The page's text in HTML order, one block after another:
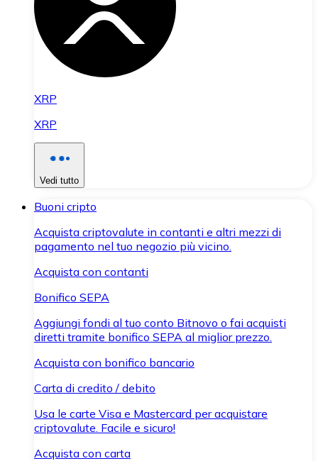
XRP
XRP
Vedi tutto
Buoni cripto
Acquista criptovalute in contanti e altri mezzi di
pagamento nel tuo negozio più vicino.
Acquista con contanti
Bonifico SEPA
Aggiungi fondi al tuo conto Bitnovo o fai acquisti
diretti tramite bonifico SEPA al miglior prezzo.
Acquista con bonifico bancario
Carta di credito / debito
Usa le carte Visa e Mastercard per acquistare
criptovalute. Facile e sicuro!
Acquista con carta